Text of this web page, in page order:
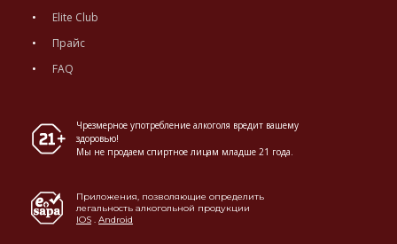
Elite Club
Прайс
FAQ
Чрезмерное употребление алкоголя вредит вашему
здоровью!
Мы не продаем спиртное лицам младше 21 года.
Приложения, позволяющие определить
легальность алкогольной продукции
IOS . Android